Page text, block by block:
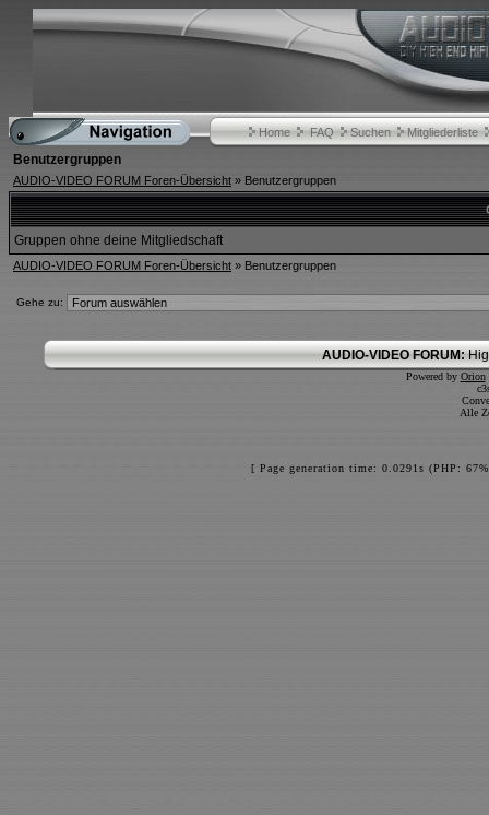
Home FAQ Suchen Mitgliederliste
Benutzergruppen
AUDIO-VIDEO FORUM Foren-Übersicht » Benutzergruppen
Gruppen ohne deine Mitgliedschaft
AUDIO-VIDEO FORUM Foren-Übersicht » Benutzergruppen
Gehe zu:
AUDIO-VIDEO FORUM:
Powered by Orion
Alle
[ Page generation time: 0.0291s (PHP: